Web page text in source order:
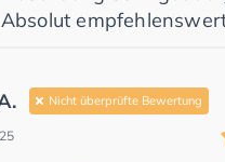
Nicht überprüfte Bewertung